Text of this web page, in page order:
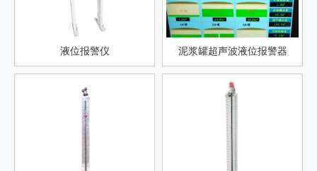
液位报警仪 泥浆罐超声波液位报警器